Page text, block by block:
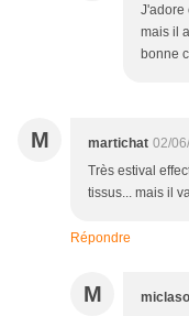
J'adore
mais il
bonne
M martichat 02/
Très estival
tissus... mais il
Répondre
M